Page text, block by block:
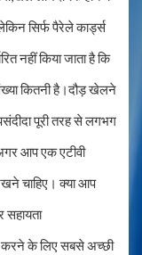
सिर्फ पैरेले कार्ड्स
नहीं किया जाता है कि
कितनी है।दौड़ खेलने
पूरी तरह से लगभग
आप एक एटीवी
चाहिए। क्या आप
सहायता
के लिए सबसे अच्छी